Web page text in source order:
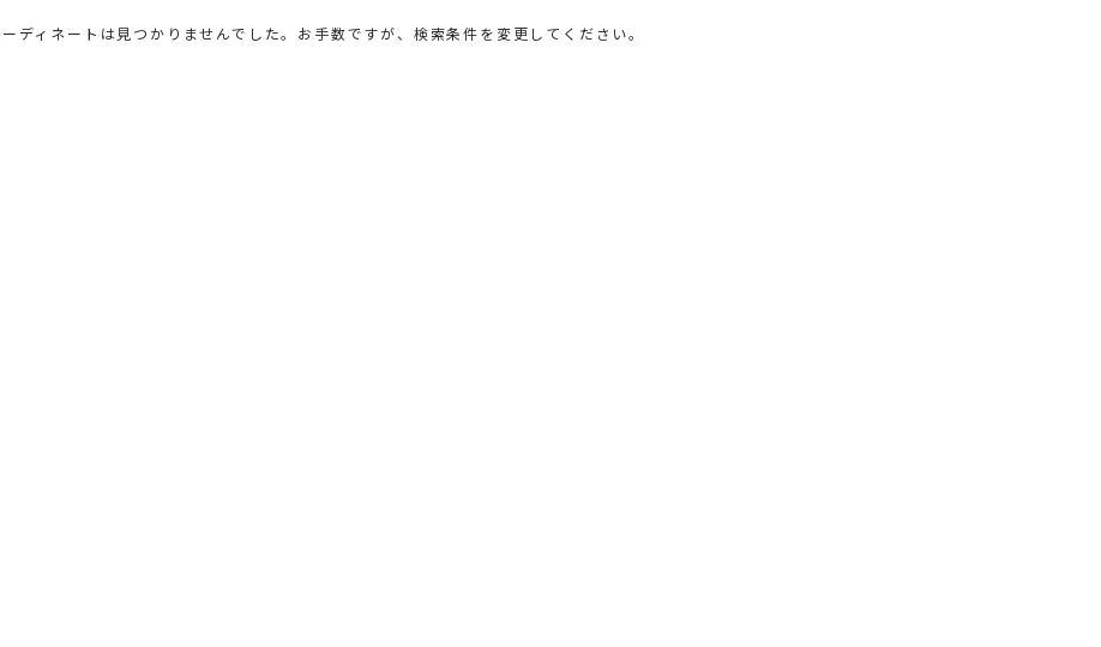
ディネートは見つかりませんでした。お手数ですが、検索条件を変更してください。